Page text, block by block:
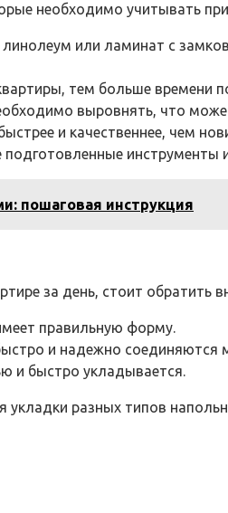
необходимо учитывать
или ламинат с
тем больше времени
выровнять, что
и качественнее, чем
инструменты
пошаговая инструкция
за день, стоит обратить
правильную форму.
и надежно соединяются
и быстро укладывается.
разных типов